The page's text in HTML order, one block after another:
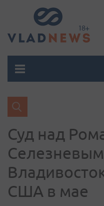
Суд над
США в мае